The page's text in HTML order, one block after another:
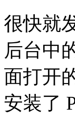
很快就
后台中
面打开
安装了